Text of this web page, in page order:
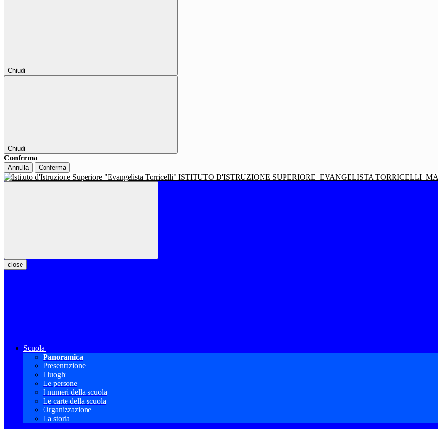
Chiudi
Chiudi
Conferma
Annulla Conferma
ISTITUTO D'ISTRUZIONE SUPERIORE EVANGELISTA TORRICELLI
close
Scuola
Panoramica
Presentazione
I luoghi
Le persone
I numeri della scuola
Le carte della scuola
Organizzazione
La storia